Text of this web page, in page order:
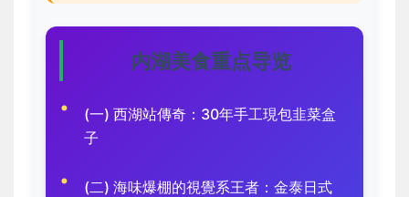
内湖美食重点导览
(一) 西湖站傳奇：30年手工現包韭菜盒
子
(二) 海味爆棚的視覺系王者：金泰日式